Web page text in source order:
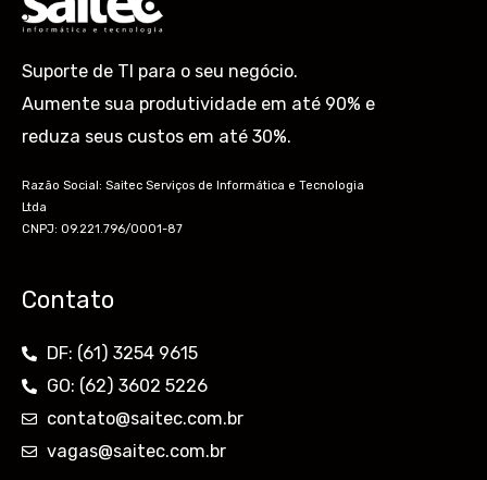
Suporte de TI para o seu negócio.
Aumente sua produtividade em até 90% e
reduza seus custos em até 30%.
Razão Social: Saitec Serviços de Informática e Tecnologia
Ltda
CNPJ: 09.221.796/0001-87
Contato
DF: (61) 3254 9615
GO: (62) 3602 5226
contato@saitec.com.br
vagas@saitec.com.br